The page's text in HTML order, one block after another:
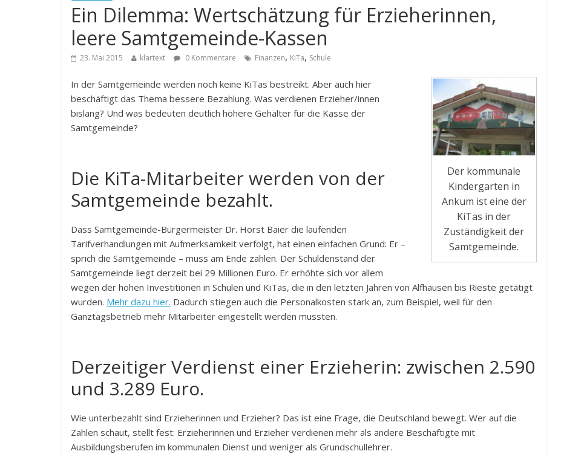
Ein Dilemma: Wertschätzung für Erzieherinnen,
leere Samtgemeinde-Kassen
23. Mai 2015 klartext 0 Kommentare Finanzen, KiTa, Schule
Der kommunale
Kindergarten in
Ankum ist eine der
KiTas in der
Zuständigkeit der
Samtgemeinde.
In der Samtgemeinde werden noch keine KiTas bestreikt. Aber auch hier
beschäftigt das Thema bessere Bezahlung. Was verdienen Erzieher/innen
bislang? Und was bedeuten deutlich höhere Gehälter für die Kasse der
Samtgemeinde?
Die KiTa-Mitarbeiter werden von der
Samtgemeinde bezahlt.
Dass Samtgemeinde-Bürgermeister Dr. Horst Baier die laufenden
Tarifverhandlungen mit Aufmerksamkeit verfolgt, hat einen einfachen Grund: Er –
sprich die Samtgemeinde – muss am Ende zahlen. Der Schuldenstand der
Samtgemeinde liegt derzeit bei 29 Millionen Euro. Er erhöhte sich vor allem
wegen der hohen Investitionen in Schulen und KiTas, die in den letzten Jahren von Alfhausen bis Rieste getätigt
wurden. Mehr dazu hier. Dadurch stiegen auch die Personalkosten stark an, zum Beispiel, weil für den
Ganztagsbetrieb mehr Mitarbeiter eingestellt werden mussten.
Derzeitiger Verdienst einer Erzieherin: zwischen 2.590
und 3.289 Euro.
Wie unterbezahlt sind Erzieherinnen und Erzieher? Das ist eine Frage, die Deutschland bewegt. Wer auf die
Zahlen schaut, stellt fest: Erzieherinnen und Erzieher verdienen mehr als andere Beschäftigte mit
Ausbildungsberufen im kommunalen Dienst und weniger als Grundschullehrer.